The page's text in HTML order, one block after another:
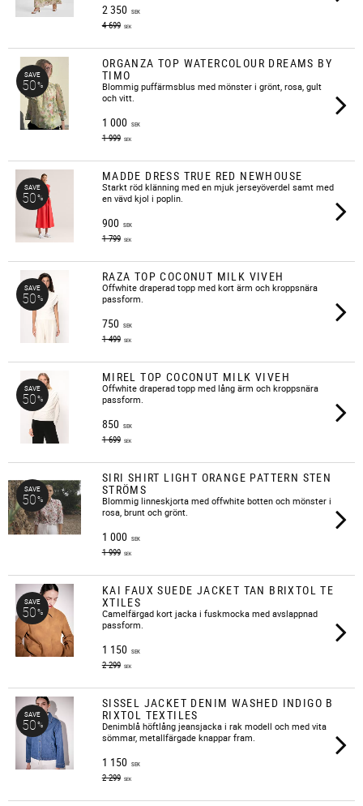
2 350 SEK
4 699 SEK
ORGANZA TOP WATERCOLOUR DREAMS BY
TIMO
​Blommig puffärmsblus med mönster i grönt, rosa, gult
och vitt.
1 000 SEK
1 999 SEK
SAVE
50%
MADDE DRESS TRUE RED NEWHOUSE
​Starkt röd klänning med en mjuk jerseyöverdel samt med
en vävd kjol i poplin.
900 SEK
1 799 SEK
SAVE
50%
RAZA TOP COCONUT MILK VIVEH
Offwhite draperad topp med kort ärm och kroppsnära
passform.
750 SEK
1 499 SEK
SAVE
50%
MIREL TOP COCONUT MILK VIVEH
​Offwhite draperad topp med lång ärm och kroppsnära
passform.
850 SEK
1 699 SEK
SAVE
50%
SIRI SHIRT LIGHT ORANGE PATTERN STEN
STRÖMS
Blommig linneskjorta med offwhite botten och mönster i
rosa, brunt och grönt.
1 000 SEK
1 999 SEK
SAVE
50%
KAI FAUX SUEDE JACKET TAN BRIXTOL TE
XTILES
​Camelfärgad kort jacka i fuskmocka med avslappnad
passform.
1 150 SEK
2 299 SEK
SAVE
50%
SISSEL JACKET DENIM WASHED INDIGO B
RIXTOL TEXTILES
Denimblå höftlång jeansjacka i rak modell och med vita
sömmar, metallfärgade knappar fram.
1 150 SEK
2 299 SEK
SAVE
50%